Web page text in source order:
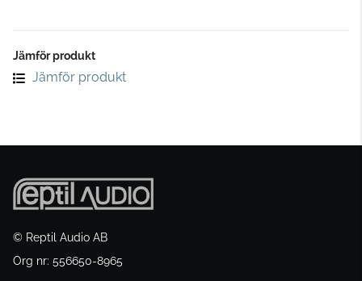
Jämför produkt
Jämför produkt
© Reptil Audio AB
Org nr: 556650-8965